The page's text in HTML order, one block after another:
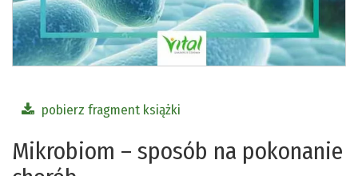
pobierz fragment książki
Mikrobiom – sposób na pokonanie